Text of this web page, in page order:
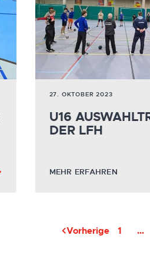
27. OKTOBER 2023
U16
DER LFH
MEHR ERFAHREN
Vorherige 1 …